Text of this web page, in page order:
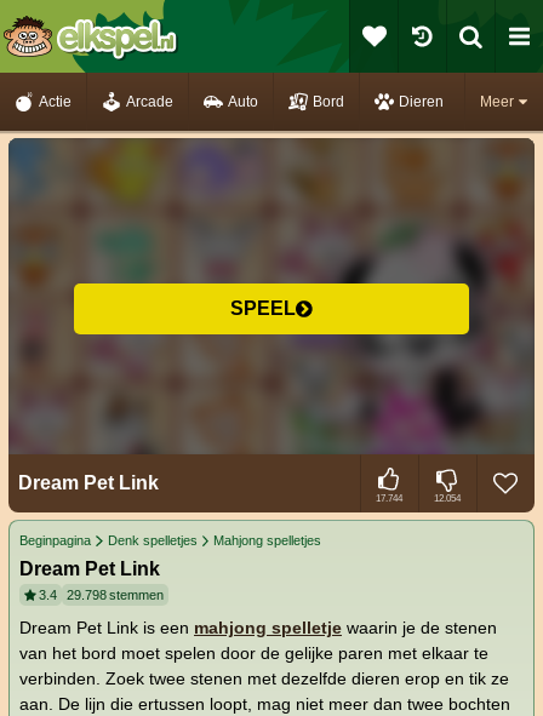
Meer
Actie Arcade Auto Bord Dieren
SPEEL
Dream Pet Link
17.744 12.054
Beginpagina Denk spelletjes Mahjong spelletjes
Dream Pet Link
3.4 29.798stemmen
Dream Pet Link is een mahjong spelletje waarin je de stenen
van het bord moet spelen door de gelijke paren met elkaar te
verbinden. Zoek twee stenen met dezelfde dieren erop en tik ze
aan. De lijn die ertussen loopt, mag niet meer dan twee bochten